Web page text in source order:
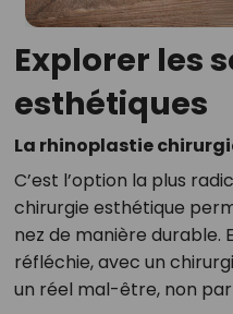
Explorer les
esthétiques
La rhinoplastie
C’est l’option la plus
chirurgie esthétique
nez de manière durable.
réfléchie, avec un
un réel mal-être, non